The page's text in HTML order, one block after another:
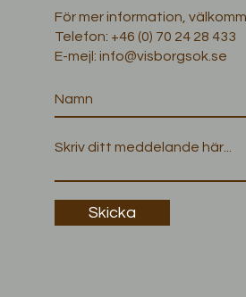
För mer information,
Telefon: +46 (0) 70 24 28 433
E-mejl:info@visborgsok.se
Skicka